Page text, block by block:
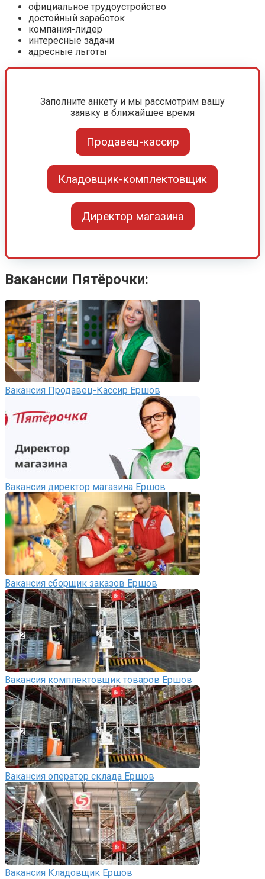
официальное трудоустройство
достойный заработок
компания-лидер
интересные задачи
адресные льготы
Заполните анкету и мы рассмотрим вашу
заявку в ближайшее время
Продавец-кассир
Кладовщик-комплектовщик
Директор магазина
Вакансии Пятёрочки:
Вакансия Продавец-Кассир Ершов
Вакансия директор магазина Ершов
Вакансия сборщик заказов Ершов
Вакансия комплектовщик товаров Ершов
Вакансия оператор склада Ершов
Вакансия Кладовщик Ершов